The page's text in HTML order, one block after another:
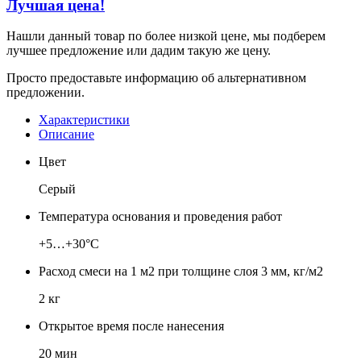
Лучшая цена!
Нашли данный товар по более низкой цене, мы подберем
лучшее предложение или дадим такую же цену.
Просто предоставьте информацию об альтернативном
предложении.
Характеристики
Описание
Цвет
Серый
Температура основания и проведения работ
+5…+30°С
Расход смеси на 1 м2 при толщине слоя 3 мм, кг/м2
2 кг
Открытое время после нанесения
20 мин